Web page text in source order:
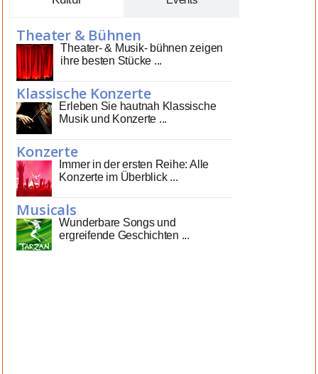
Theater & Bühnen
Theater- & Musik- bühnen zeigen
ihre besten Stücke ...
Klassische Konzerte
Erleben Sie hautnah Klassische
Musik und Konzerte ...
Konzerte
Immer in der ersten Reihe: Alle
Konzerte im Überblick ...
Musicals
Wunderbare Songs und
ergreifende Geschichten ...